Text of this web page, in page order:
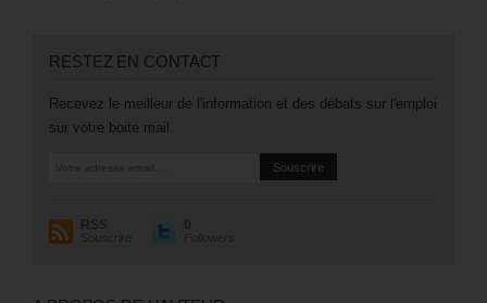
RESTEZ EN CONTACT
Recevez le meilleur de l'information et des débats sur l'emploi
sur votre boite mail.
RSS
Souscrire
0
Followers